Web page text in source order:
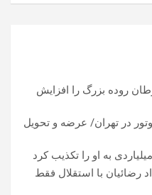
روده بزرگ را افزایش
در تهران/ عرضه و تحویل
رضائیان با استقلال فقط